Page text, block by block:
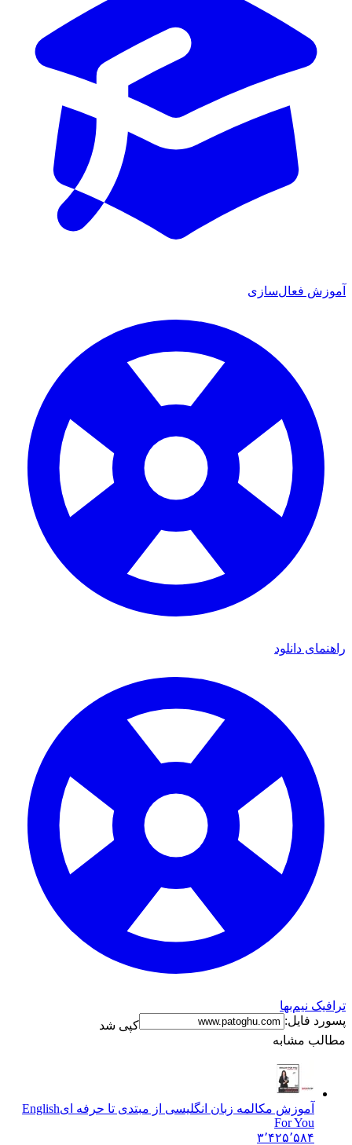
آموزش فعال‌سازی
راهنمای دانلود
ترافیک نیم‌بها
پسورد فایل:
کپی شد
مطالب مشابه
آموزش مکالمه زبان انگلیسی از مبتدی تا حرفه ایEnglish
For You
۳٬۴۲۵٬۵۸۴